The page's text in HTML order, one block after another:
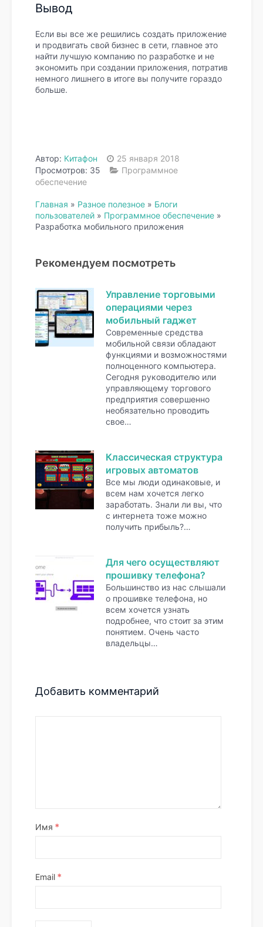
Вывод
Если вы все же решились создать приложение
и продвигать свой бизнес в сети, главное это
найти лучшую компанию по разработке и не
экономить при создании приложения, потратив
немного лишнего в итоге вы получите гораздо
больше.
Автор: Китафон
25 января 2018
Просмотров: 35
Программное
обеспечение
Главная » Разное полезное » Блоги
пользователей » Программное обеспечение »
Разработка мобильного приложения
Рекомендуем посмотреть
Управление торговыми
операциями через
мобильный гаджет
Современные средства
мобильной связи обладают
функциями и возможностями
полноценного компьютера.
Сегодня руководителю или
управляющему торгового
предприятия совершенно
необязательно проводить
свое…
Классическая структура
игровых автоматов
Все мы люди одинаковые, и
всем нам хочется легко
заработать. Знали ли вы, что
с интернета тоже можно
получить прибыль?…
Для чего осуществляют
прошивку телефона?
Большинство из нас слышали
о прошивке телефона, но
всем хочется узнать
подробнее, что стоит за этим
понятием. Очень часто
владельцы…
Добавить комментарий
Имя *
Email *